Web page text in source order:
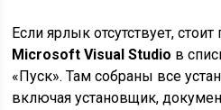
Если ярлык отсутствует,
Microsoft Visual Studio в
«Пуск». Там собраны все
включая установщик,